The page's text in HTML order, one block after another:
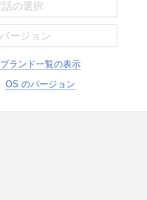
ブランド一覧の表示
OS のバージョン